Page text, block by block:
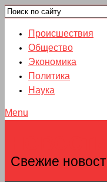
Происшествия
Общество
Экономика
Политика
Наука
Menu
Свежие